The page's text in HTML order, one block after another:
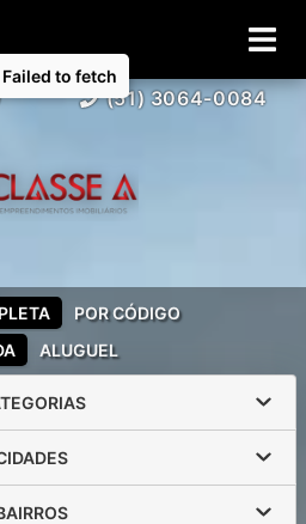
(51) 3064-0084
ALUGUEL
POR CÓDIGO
Failed to fetch